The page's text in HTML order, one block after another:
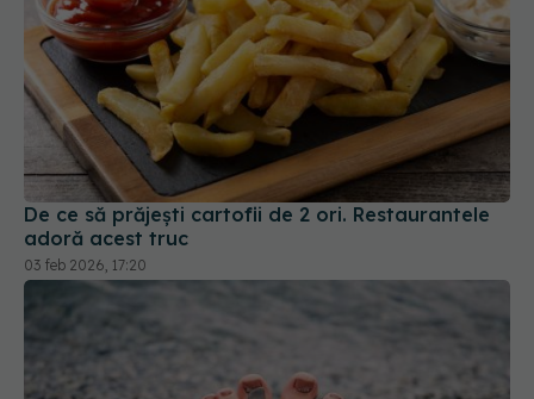
De ce să prăjești cartofii de 2 ori. Restaurantele
adoră acest truc
03 feb 2026, 17:20